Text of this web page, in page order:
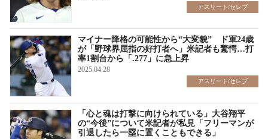
アスリート/セレブ
マイナー降格の可能性から“大変貌” ド軍24歳
が「野球界屈指の好打者へ」米記者も驚愕…打
率1割台から「.277」に急上昇
2025.04.28
アスリート/セレブ
「心と魂は打撃に向けられている」大谷翔平
の“今後”について米記者が私見「フリーマンが
引退したら一塁に置くこともできる」